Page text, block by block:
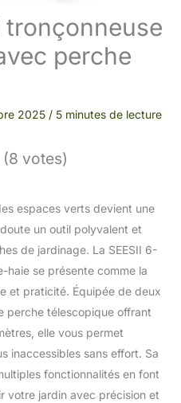
tronçonneuse
perche
2025 / 5 minutes de lecture
votes)
espaces verts devient une
un outil polyvalent et
de jardinage. La SEESII 6-
haie se présente comme la
et praticité. Équipée de deux
perche télescopique offrant
elle vous permet
inaccessibles sans effort. Sa
fonctionnalités en font
votre jardin avec précision et